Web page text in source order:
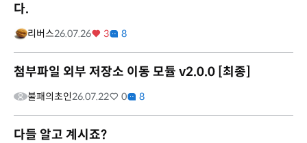
다.
리버스26.07.26 3 8
첨부파일 외부 저장소 이동 모듈 v2.0.0 [최종]
불패의초인26.07.22 0 8
다들 알고 계시죠?